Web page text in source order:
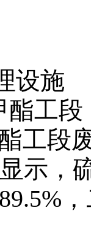
设施
酯工段
工段
示，
89.5%